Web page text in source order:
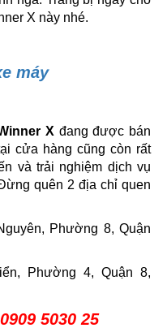
X này nhé.
máy
X đang được bán
cửa hàng cũng còn rất
và trải nghiệm dịch vụ
quên 2 địa chỉ quen
Phường 8, Quận
Phường 4, Quận 8,
5030 25